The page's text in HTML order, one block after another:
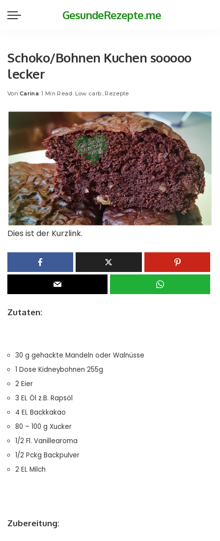
GesundeRezepte.me
Schoko/Bohnen Kuchen sooooo
lecker
Posted
Von Carina 1 Min Read Low carb Rezepte
Dies ist der Kurzlink.
Zutaten:
30 g gehackte Mandeln oder Walnüsse
1 Dose Kidneybohnen 255g
2 Eier
3 EL Öl z.B. Rapsöl
4 EL Backkakao
80 – 100 g Xucker
1/2 Fl. Vanillearoma
1/2 Pckg Backpulver
2 EL Milch
Zubereitung: